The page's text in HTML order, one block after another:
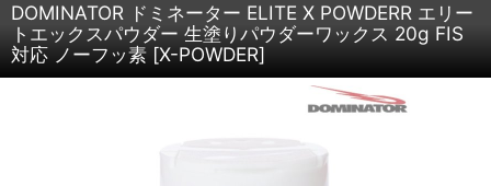
DOMINATOR ドミネーター ELITE X POWDERR エリー
トエックスパウダー 生塗りパウダーワックス 20g FIS
対応 ノーフッ素 [X-POWDER]